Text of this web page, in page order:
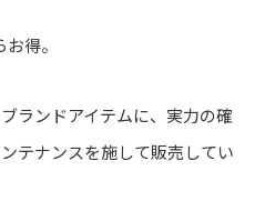
得。
ランドアイテムに、実力の確
テナンスを施して販売してい